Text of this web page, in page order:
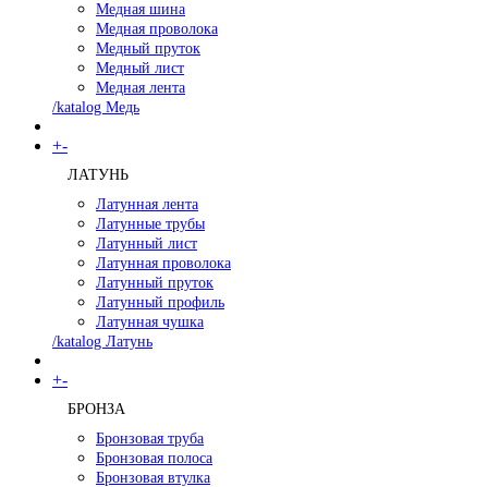
Медная шина
Медная проволока
Медный пруток
Медный лист
Медная лента
/katalog Медь
+-
ЛАТУНЬ
Латунная лента
Латунные трубы
Латунный лист
Латунная проволока
Латунный пруток
Латунный профиль
Латунная чушка
/katalog Латунь
+-
БРОНЗА
Бронзовая труба
Бронзовая полоса
Бронзовая втулка